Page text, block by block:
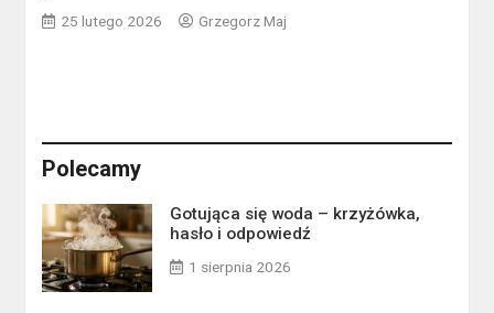
25 lutego 2026 Grzegorz Maj
Polecamy
Gotująca się woda – krzyżówka,
hasło i odpowiedź
1 sierpnia 2026